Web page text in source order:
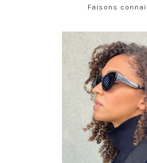
Faisons